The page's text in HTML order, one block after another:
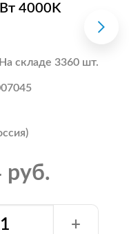
4000K
На складе 3360 шт.
руб.
+